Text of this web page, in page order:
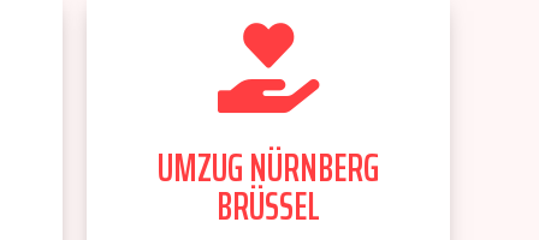
UMZUG NÜRNBERG
BRÜSSEL